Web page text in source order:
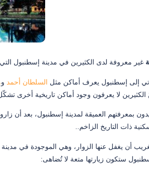
غير معروفة لدى الكثيرين في مدينة إسطنبول
إلى إسطنبول يعرف أماكن مثل السلطان أحمد و
الكثيرين لا يعرفون وجود أماكن تاريخية أخرى
بمعرفتهم العميقة لمدينة إسطنبول، بعد أن
ذات التاريخ الزاخم..
أن يغفل عنها الزوار، وهي الموجودة في مدينة
ستكون زيارتها متعة لا تُضاهى: